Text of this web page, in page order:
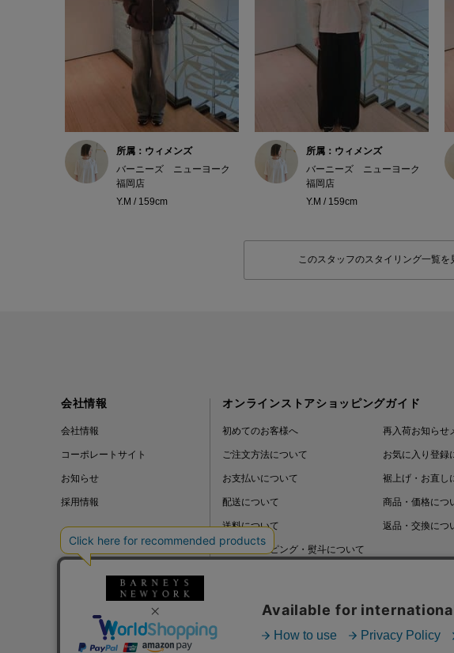
所属：ウィメンズ
バーニーズ ニューヨーク
福岡店
Y.M / 159cm
所属：ウィメンズ
バーニーズ ニューヨーク
福岡店
Y.M / 159cm
このスタッフのスタイリング一覧を
会社情報
会社情報
コーポレートサイト
お知らせ
採用情報
オンラインストアショッピングガイド
初めてのお客様へ
ご注文方法について
お支払いについて
配送について
送料について
ギフトラッピング・熨斗について
再入荷お知らせ
お気に入り登録
裾上げ・お直し
商品・価格につ
返品・交換につ